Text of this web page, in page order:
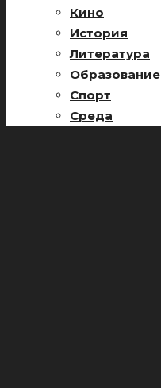
Кино
История
Литература
Образование
Спорт
Среда